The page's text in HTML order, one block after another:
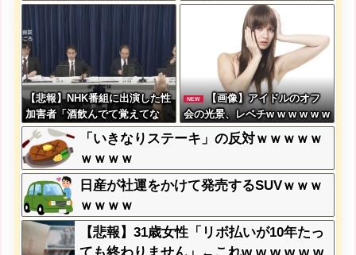
プしてしまう
で600万再生を突破してしまう
←正直、こう言うのでいいんだ
よなw w w w w w w w
【悲報】NHK番組に出演した性
加害者「酒飲んでて覚えてな
い」
NEW
【画像】アイドルのオフ
会の光景、レベチw w w w w w
w w w w w
「いきなりステーキ」の反対ｗｗｗｗｗ
ｗｗｗｗ
日産が社運をかけて発売するSUVｗｗｗ
ｗｗｗｗ
【悲報】31歳女性「リボ払いが10年たっ